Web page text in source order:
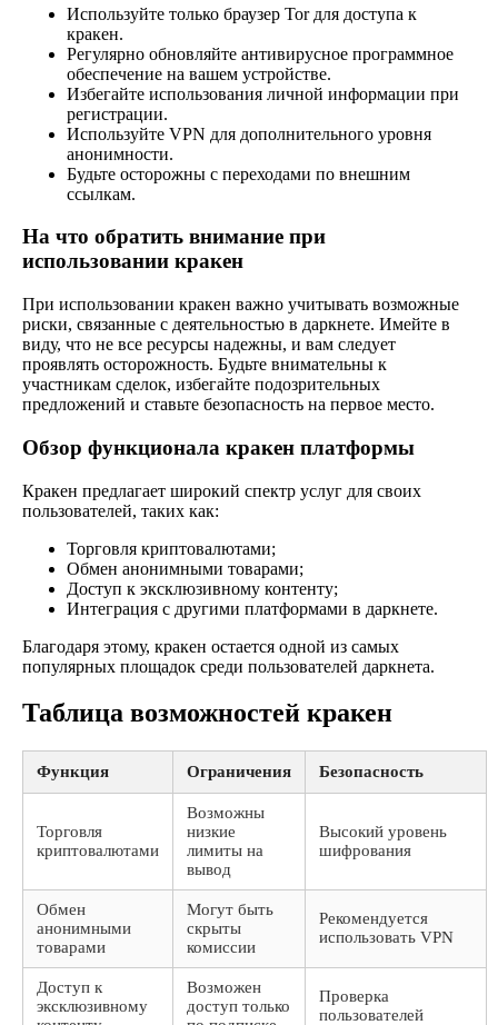
Используйте только браузер Tor для доступа к
кракен.
Регулярно обновляйте антивирусное программное
обеспечение на вашем устройстве.
Избегайте использования личной информации при
регистрации.
Используйте VPN для дополнительного уровня
анонимности.
Будьте осторожны с переходами по внешним
ссылкам.
На что обратить внимание при
использовании кракен
При использовании кракен важно учитывать возможные
риски, связанные с деятельностью в даркнете. Имейте в
виду, что не все ресурсы надежны, и вам следует
проявлять осторожность. Будьте внимательны к
участникам сделок, избегайте подозрительных
предложений и ставьте безопасность на первое место.
Обзор функционала кракен платформы
Кракен предлагает широкий спектр услуг для своих
пользователей, таких как:
Торговля криптовалютами;
Обмен анонимными товарами;
Доступ к эксклюзивному контенту;
Интеграция с другими платформами в даркнете.
Благодаря этому, кракен остается одной из самых
популярных площадок среди пользователей даркнета.
Таблица возможностей кракен
Функция Ограничения Безопасность
Торговля
криптовалютами
Возможны
низкие
лимиты на
вывод
Высокий уровень
шифрования
Обмен
анонимными
товарами
Могут быть
скрыты
комиссии
Рекомендуется
использовать VPN
Доступ к
эксклюзивному
Возможен
доступ только
Проверка
пользователей